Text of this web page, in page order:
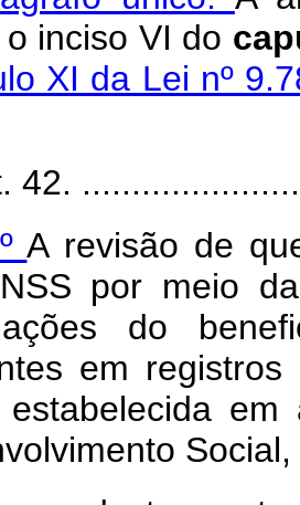
inciso VI do
XI da Lei nº
42.
A revisão de
por meio
do
em
estabelecida